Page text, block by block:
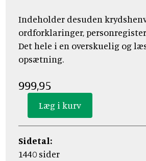
Indeholder desuden
ordforklaringer,
Det hele i en overskuelig og
opsætning.
999,95
Sidetal:
1440 sider